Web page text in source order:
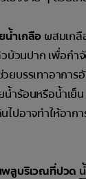
น้ำเกลือ ผสมเก
บ้วนปาก เพื่อกำ
บรรเทาอาการ
น้ำร้อนหรือน้ำเย็
ไปอาจทำให้อา
พลูบริเวณที่ปวด